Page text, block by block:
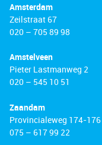
Amsterdam
Zeilstraat 67
020 – 705 89 98
Amstelveen
Pieter Lastmanweg 2
020 – 545 10 51
Zaandam
Provincialeweg 174-176
075 – 617 99 22